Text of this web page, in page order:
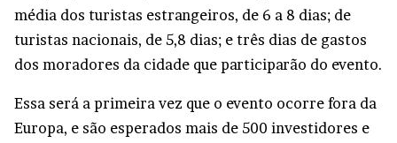
média dos turistas estrangeiros, de 6 a 8 dias; de
turistas nacionais, de 5,8 dias; e três dias de gastos
dos moradores da cidade que participarão do evento.
Essa será a primeira vez que o evento ocorre fora da
Europa, e são esperados mais de 500 investidores e